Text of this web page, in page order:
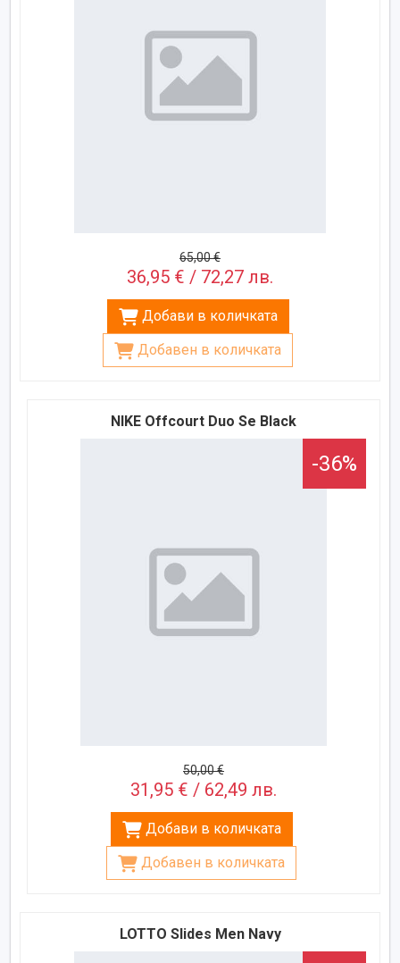
65,00 €
36,95 € / 72,27 лв.
Добави в количката
Добавен в количката
NIKE Offcourt Duo Se Black
-36%
50,00 €
31,95 € / 62,49 лв.
Добави в количката
Добавен в количката
LOTTO Slides Men Navy